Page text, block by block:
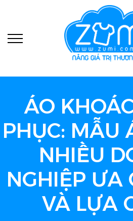
ÁO
PHỤC: MẪU
NHIỀU
NGHIỆP ƯA
VÀ LỰA